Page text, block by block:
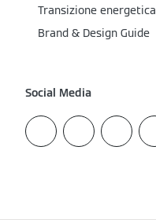
Transizione energetica
Brand & Design Guide
Social Media